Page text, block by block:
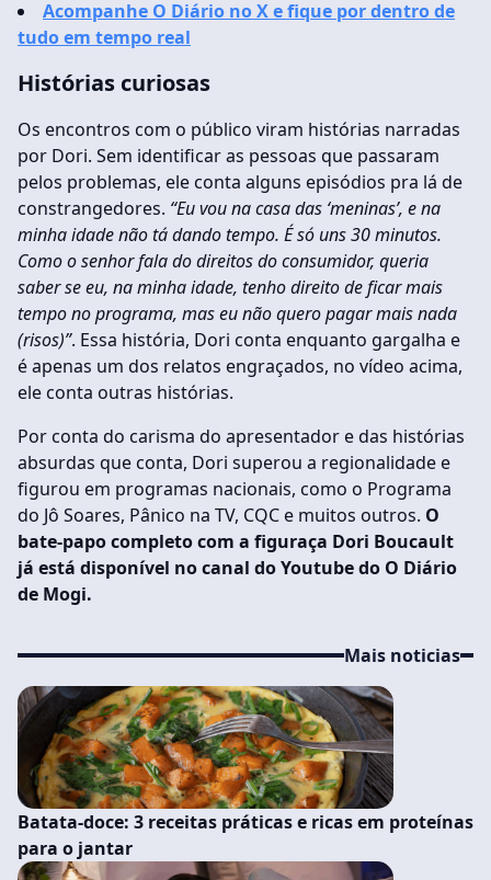
Acompanhe O Diário no X e fique por dentro de
tudo em tempo real
Histórias curiosas
Os encontros com o público viram histórias narradas
por Dori. Sem identificar as pessoas que passaram
pelos problemas, ele conta alguns episódios pra lá de
constrangedores. “Eu vou na casa das ‘meninas’, e na
minha idade não tá dando tempo. É só uns 30 minutos.
Como o senhor fala do direitos do consumidor, queria
saber se eu, na minha idade, tenho direito de ficar mais
tempo no programa, mas eu não quero pagar mais nada
(risos)”. Essa história, Dori conta enquanto gargalha e
é apenas um dos relatos engraçados, no vídeo acima,
ele conta outras histórias.
Por conta do carisma do apresentador e das histórias
absurdas que conta, Dori superou a regionalidade e
figurou em programas nacionais, como o Programa
do Jô Soares, Pânico na TV, CQC e muitos outros. O
bate-papo completo com a figuraça Dori Boucault
já está disponível no canal do Youtube do O Diário
de Mogi.
Mais noticias
Batata-doce: 3 receitas práticas e ricas em proteínas
para o jantar